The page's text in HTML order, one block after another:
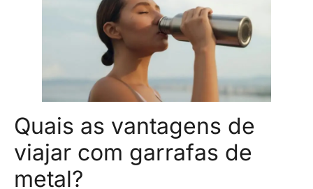
Quais as vantagens de
viajar com garrafas de
metal?